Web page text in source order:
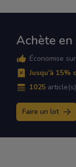
Achète
Économise
Jusqu'à 15%
1025
Faire un lot